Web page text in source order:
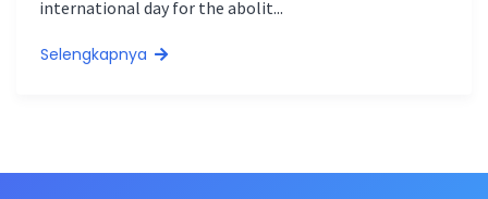
international day for the abolit...
Selengkapnya